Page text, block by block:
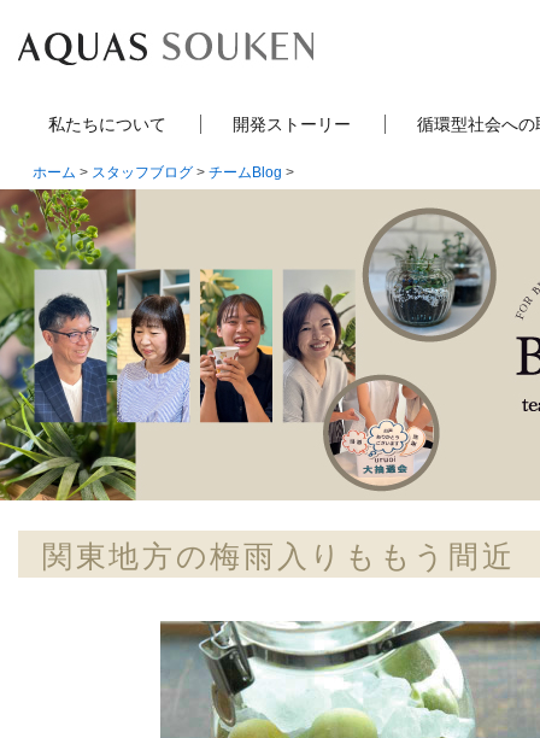
私たちについて 開発ストーリー 循環型社会への
ホーム > スタッフブログ > チームBlog >
関東地方の梅雨入りももう間近